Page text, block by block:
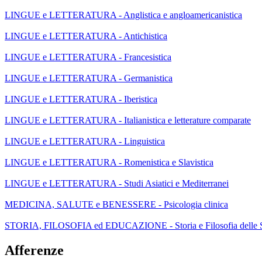
LINGUE e LETTERATURA - Anglistica e angloamericanistica
LINGUE e LETTERATURA - Antichistica
LINGUE e LETTERATURA - Francesistica
LINGUE e LETTERATURA - Germanistica
LINGUE e LETTERATURA - Iberistica
LINGUE e LETTERATURA - Italianistica e letterature comparate
LINGUE e LETTERATURA - Linguistica
LINGUE e LETTERATURA - Romenistica e Slavistica
LINGUE e LETTERATURA - Studi Asiatici e Mediterranei
MEDICINA, SALUTE e BENESSERE - Psicologia clinica
STORIA, FILOSOFIA ed EDUCAZIONE - Storia e Filosofia delle
Afferenze